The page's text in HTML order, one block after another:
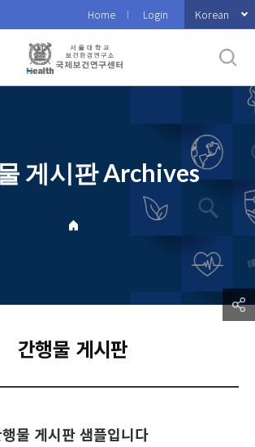
Home Login Korean
게시판 Archives
간행물 게시판
물 게시판 샘플입니다